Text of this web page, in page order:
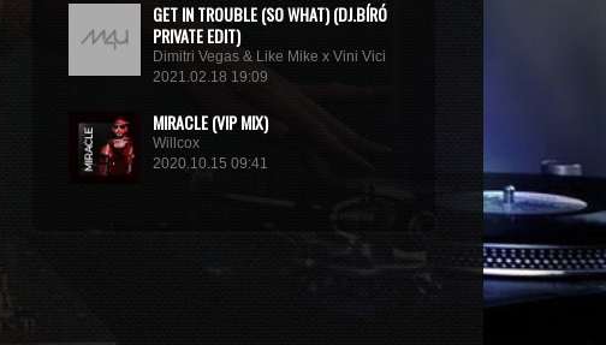
GET IN TROUBLE (SO WHAT) (DJ.BÍRÓ
PRIVATE EDIT)
Dimitri Vegas & Like Mike x Vini Vici
2021.02.18 19:09
MIRACLE (VIP MIX)
Willcox
2020.10.15 09:41
2020.10.11 21:00